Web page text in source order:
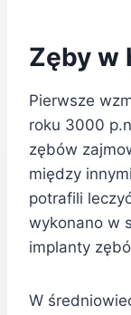
Zęby w
Pierwsze
roku 3000
zębów
między
potrafili
wykonano w
implanty
W